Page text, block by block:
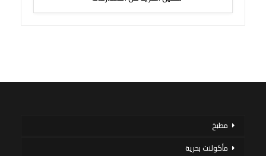
مطبخ
مأكولات بحرية